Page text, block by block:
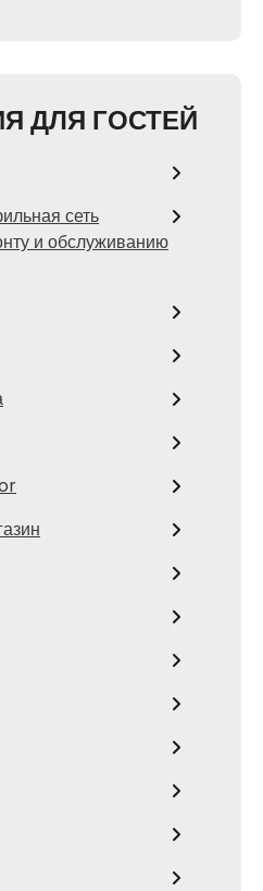
ДЛЯ ГОСТЕЙ
сеть
и обслуживанию